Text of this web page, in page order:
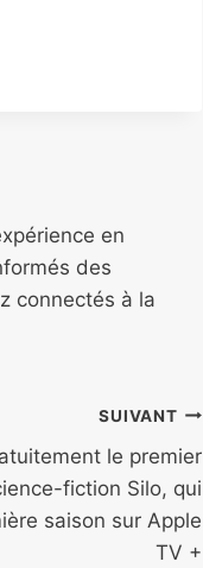
en
des
connectés à la
SUIVANT
le premier
fiction Silo, qui
saison sur Apple
TV +